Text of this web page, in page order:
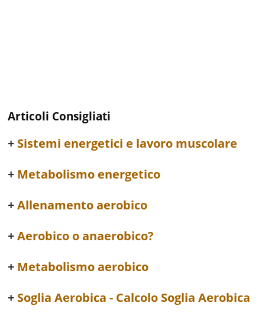
Articoli Consigliati
Sistemi energetici e lavoro muscolare
Metabolismo energetico
Allenamento aerobico
Aerobico o anaerobico?
Metabolismo aerobico
Soglia Aerobica - Calcolo Soglia Aerobica